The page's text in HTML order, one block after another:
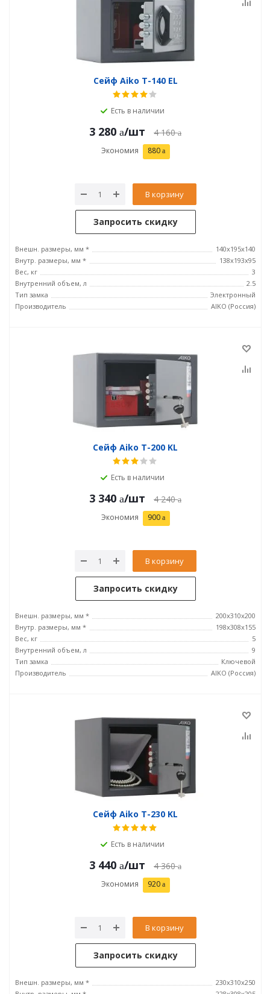
Сейф Aiko T-140 EL
Есть в наличии
3 280 /шт 4 160
Экономия 880
В корзину
Запросить скидку
Внешн. размеры, мм *
140x195x140
Внутр. размеры, мм *
138x193x95
Вес, кг
3
Внутренний объем, л
2.5
Тип замка
Электронный
Производитель
AIKO (Россия)
Сейф Aiko T-200 KL
Есть в наличии
3 340 /шт 4 240
Экономия 900
В корзину
Запросить скидку
Внешн. размеры, мм *
200x310x200
Внутр. размеры, мм *
198x308x155
Вес, кг
5
Внутренний объем, л
9
Тип замка
Ключевой
Производитель
AIKO (Россия)
Сейф Aiko T-230 KL
Есть в наличии
3 440 /шт 4 360
Экономия 920
В корзину
Запросить скидку
Внешн. размеры, мм *
230x310x250